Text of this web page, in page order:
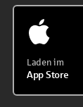
Laden im
App Store